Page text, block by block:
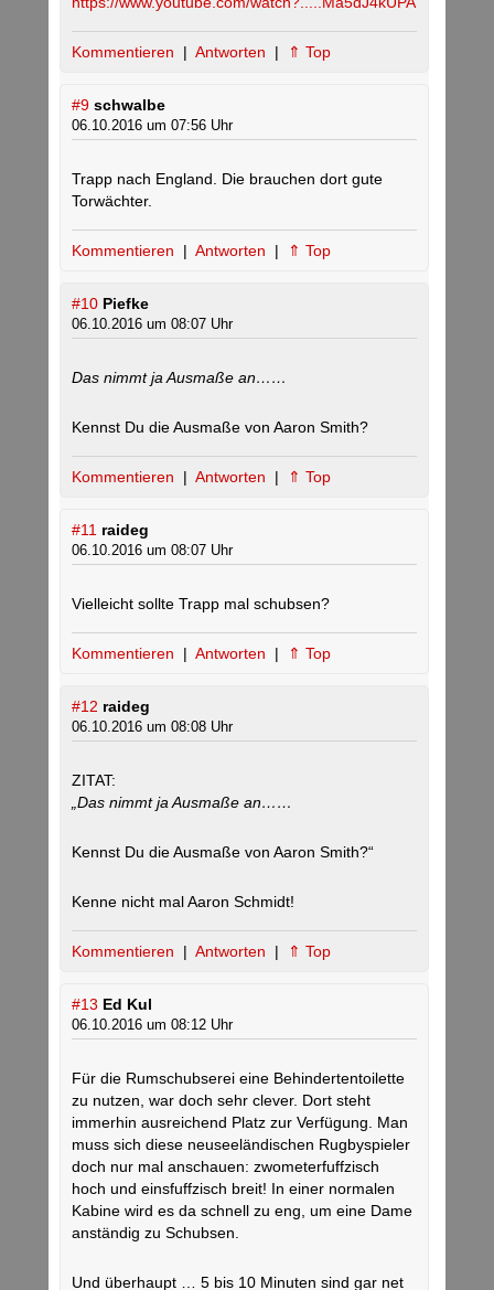
Kommentieren | Antworten | ⇑ Top
#9 schwalbe
06.10.2016 um 07:56 Uhr
Trapp nach England. Die brauchen dort gute
Torwächter.
Kommentieren | Antworten | ⇑ Top
#10 Piefke
06.10.2016 um 08:07 Uhr
Das nimmt ja Ausmaße an……
Kennst Du die Ausmaße von Aaron Smith?
Kommentieren | Antworten | ⇑ Top
#11 raideg
06.10.2016 um 08:07 Uhr
Vielleicht sollte Trapp mal schubsen?
Kommentieren | Antworten | ⇑ Top
#12 raideg
06.10.2016 um 08:08 Uhr
ZITAT:
Das nimmt ja Ausmaße an……
Kennst Du die Ausmaße von Aaron Smith?“
Kenne nicht mal Aaron Schmidt!
Kommentieren | Antworten | ⇑ Top
#13 Ed Kul
06.10.2016 um 08:12 Uhr
Für die Rumschubserei eine Behindertentoilette
zu nutzen, war doch sehr clever. Dort steht
immerhin ausreichend Platz zur Verfügung. Man
muss sich diese neuseeländischen Rugbyspieler
doch nur mal anschauen: zwometerfuffzisch
hoch und einsfuffzisch breit! In einer normalen
Kabine wird es da schnell zu eng, um eine Dame
anständig zu Schubsen.
Und überhaupt … 5 bis 10 Minuten sind gar net